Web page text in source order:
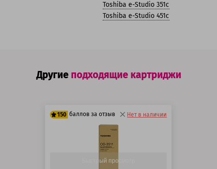
Toshiba e-Studio 351c
Toshiba e-Studio 451c
Другие подходящие картриджи
150 баллов за отзыв Нет в наличии
Быстрый просмотр